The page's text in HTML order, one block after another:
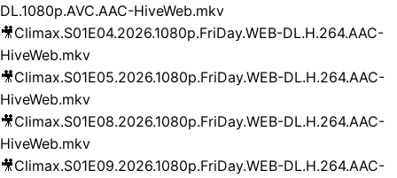
DL.1080p.AVC.AAC-HiveWeb.mkv
🎥Climax.S01E04.2026.1080p.FriDay.WEB-DL.H.264.AAC-
HiveWeb.mkv
🎥Climax.S01E05.2026.1080p.FriDay.WEB-DL.H.264.AAC-
HiveWeb.mkv
🎥Climax.S01E08.2026.1080p.FriDay.WEB-DL.H.264.AAC-
HiveWeb.mkv
🎥Climax.S01E09.2026.1080p.FriDay.WEB-DL.H.264.AAC-